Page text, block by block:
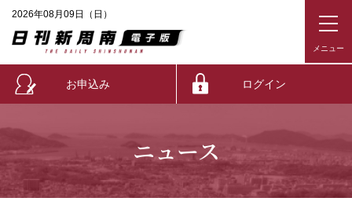
2026年08月09日（日）
お申込み ログイン
ニュース